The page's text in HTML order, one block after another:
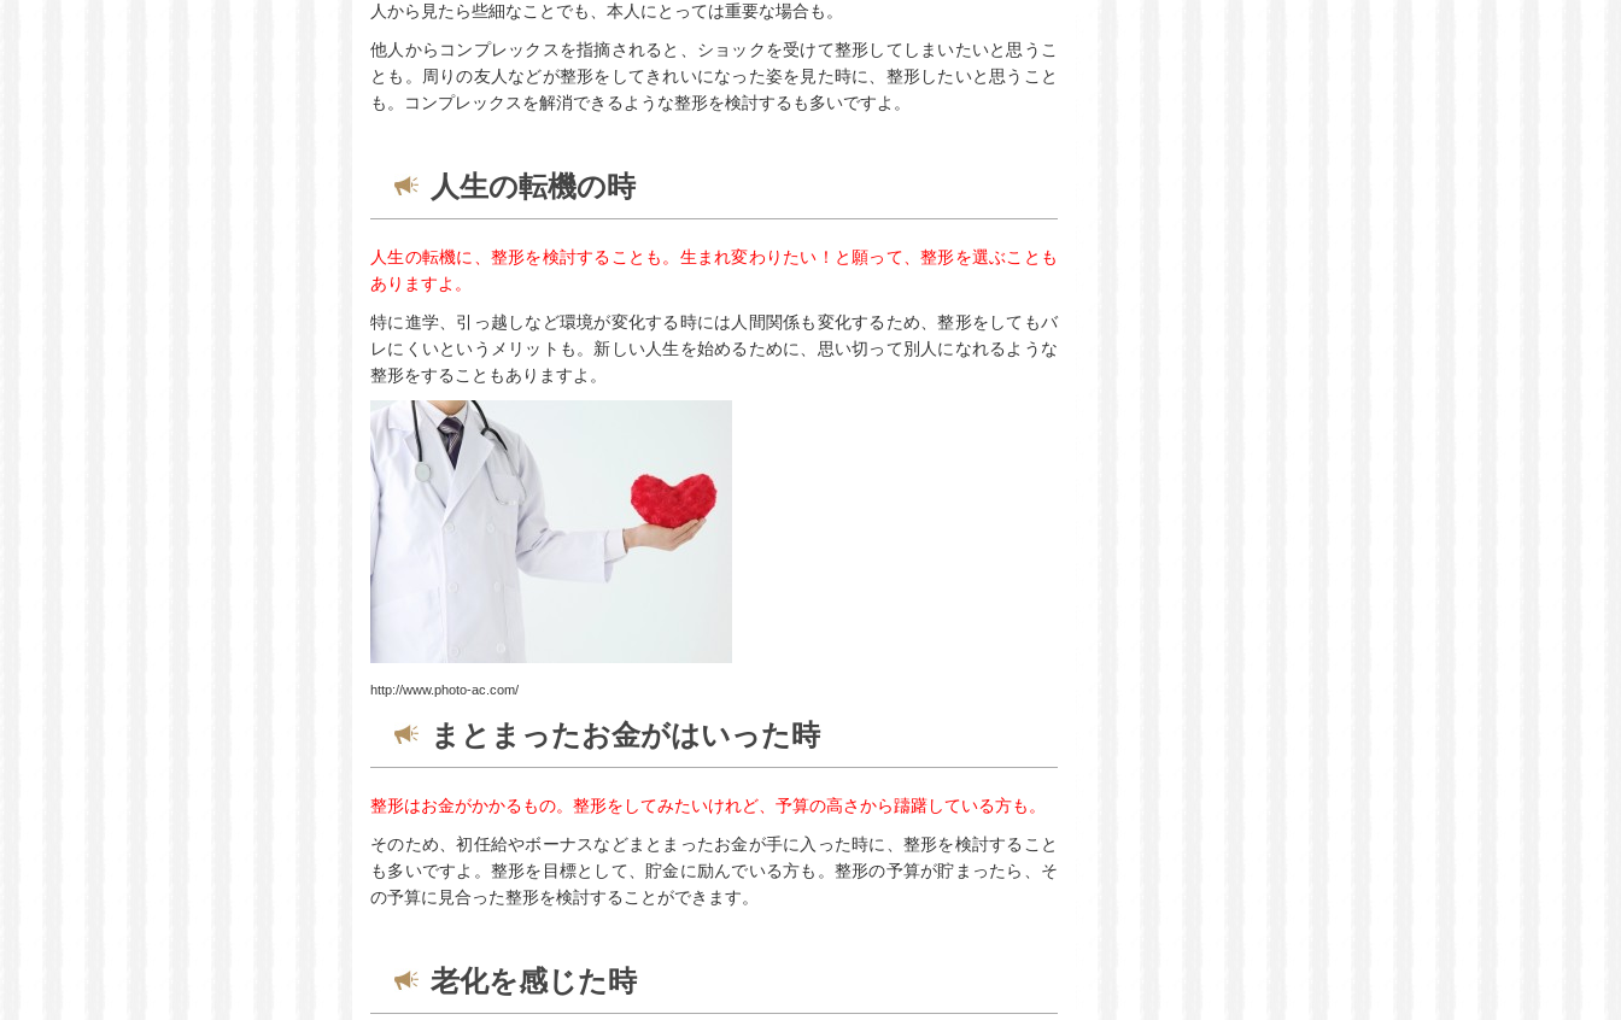
人から見たら些細なことでも、本人にとっては重要な場合も。
他人からコンプレックスを指摘されると、ショックを受けて整形してしまいたいと思うこ
とも。周りの友人などが整形をしてきれいになった姿を見た時に、整形したいと思うこと
も。コンプレックスを解消できるような整形を検討するも多いですよ。
人生の転機の時
人生の転機に、整形を検討することも。生まれ変わりたい！と願って、整形を選ぶことも
ありますよ。
特に進学、引っ越しなど環境が変化する時には人間関係も変化するため、整形をしてもバ
レにくいというメリットも。新しい人生を始めるために、思い切って別人になれるような
整形をすることもありますよ。
http://www.photo-ac.com/
まとまったお金がはいった時
整形はお金がかかるもの。整形をしてみたいけれど、予算の高さから躊躇している方も。
そのため、初任給やボーナスなどまとまったお金が手に入った時に、整形を検討すること
も多いですよ。整形を目標として、貯金に励んでいる方も。整形の予算が貯まったら、そ
の予算に見合った整形を検討することができます。
老化を感じた時